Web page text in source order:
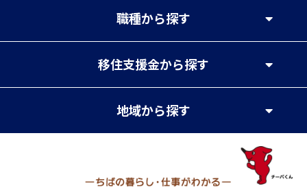
職種から探す
移住支援金から探す
地域から探す